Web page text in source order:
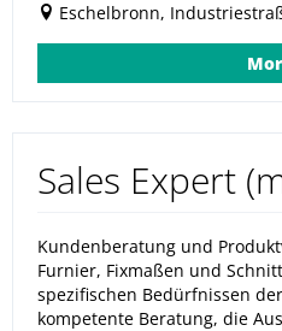
Eschelbronn,
Sales Expert
Kundenberatung und
Furnier, Fixmaßen und
spezifischen Bedürfnissen
kompetente Beratung, die